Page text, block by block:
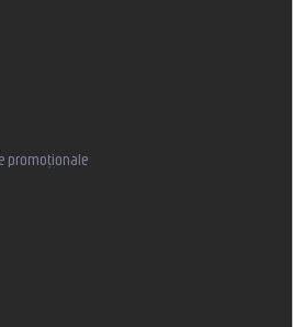
promoționale